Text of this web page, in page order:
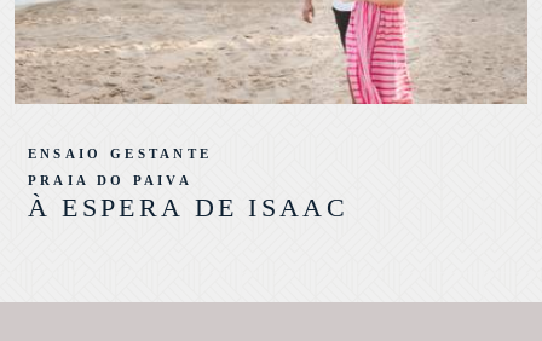
À ESPERA DE ISAAC
ENSAIO GESTANTE
PRAIA DO PAIVA